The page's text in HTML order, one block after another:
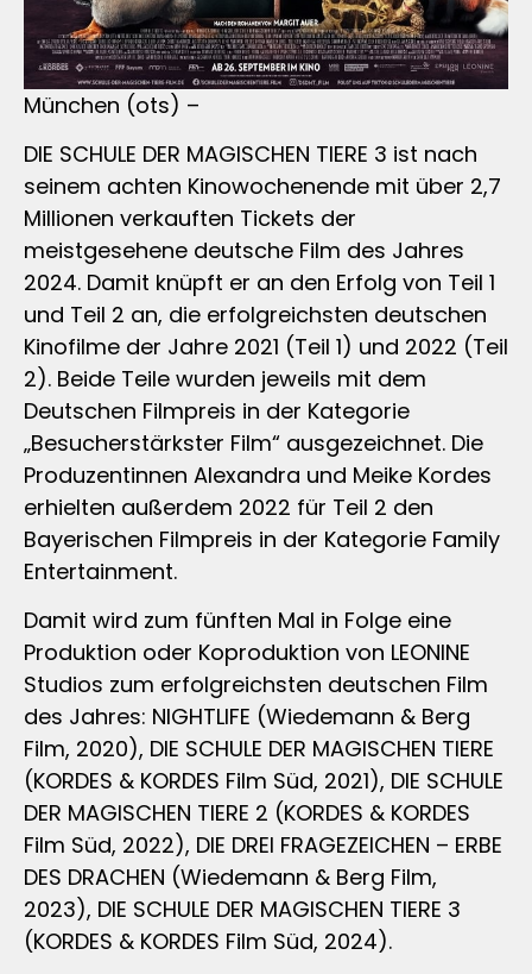
München (ots) –
DIE SCHULE DER MAGISCHEN TIERE 3 ist nach
seinem achten Kinowochenende mit über 2,7
Millionen verkauften Tickets der
meistgesehene deutsche Film des Jahres
2024. Damit knüpft er an den Erfolg von Teil 1
und Teil 2 an, die erfolgreichsten deutschen
Kinofilme der Jahre 2021 (Teil 1) und 2022 (Teil
2). Beide Teile wurden jeweils mit dem
Deutschen Filmpreis in der Kategorie
„Besucherstärkster Film“ ausgezeichnet. Die
Produzentinnen Alexandra und Meike Kordes
erhielten außerdem 2022 für Teil 2 den
Bayerischen Filmpreis in der Kategorie Family
Entertainment.
Damit wird zum fünften Mal in Folge eine
Produktion oder Koproduktion von LEONINE
Studios zum erfolgreichsten deutschen Film
des Jahres: NIGHTLIFE (Wiedemann & Berg
Film, 2020), DIE SCHULE DER MAGISCHEN TIERE
(KORDES & KORDES Film Süd, 2021), DIE SCHULE
DER MAGISCHEN TIERE 2 (KORDES & KORDES
Film Süd, 2022), DIE DREI FRAGEZEICHEN – ERBE
DES DRACHEN (Wiedemann & Berg Film,
2023), DIE SCHULE DER MAGISCHEN TIERE 3
(KORDES & KORDES Film Süd, 2024).